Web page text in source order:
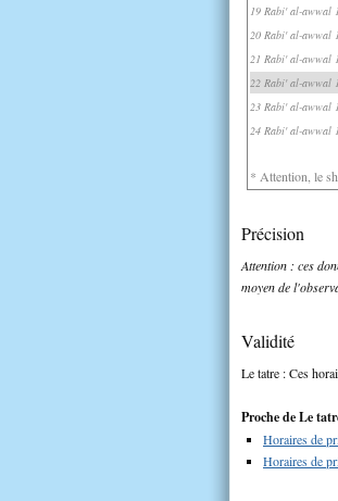
19 Rabi' al-awwal
20 Rabi' al-awwal
21 Rabi' al-awwal
22 Rabi' al-awwal
23 Rabi' al-awwal
24 Rabi' al-awwal
* Attention, le
Précision
Attention : ces
moyen de
Validité
Le tatre : Ces
Proche de Le
Horaires de
Horaires de